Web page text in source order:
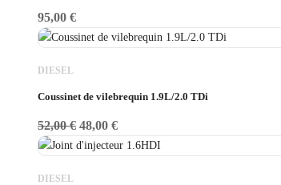
95,00 €
DIESEL
Coussinet de vilebrequin 1.9L/2.0 TDi
52,00€ 48,00 €
DIESEL